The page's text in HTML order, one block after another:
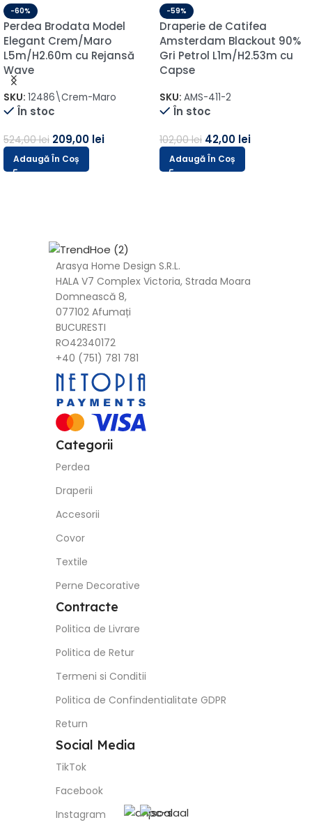
-60%
Perdea Brodata Model
Elegant Crem/Maro
L5m/H2.60m cu Rejansă
Wave
SKU: 12486\Crem-Maro
În stoc
524,00lei 209,00 lei
Adaugă În Coș
-59%
Draperie de Catifea
Amsterdam Blackout 90%
Gri Petrol L1m/H2.53m cu
Capse
SKU: AMS-411-2
În stoc
102,00lei 42,00 lei
Adaugă În Coș
Arasya Home Design S.R.L.
HALA V7 Complex Victoria, Strada Moara
Domnească 8,
077102 Afumați
BUCURESTI
RO42340172
+40 (751) 781 781
Categorii
Perdea
Draperii
Accesorii
Covor
Textile
Perne Decorative
Contracte
Politica de Livrare
Politica de Retur
Termeni si Conditii
Politica de Confindentialitate GDPR
Return
Social Media
TikTok
Facebook
Instagram